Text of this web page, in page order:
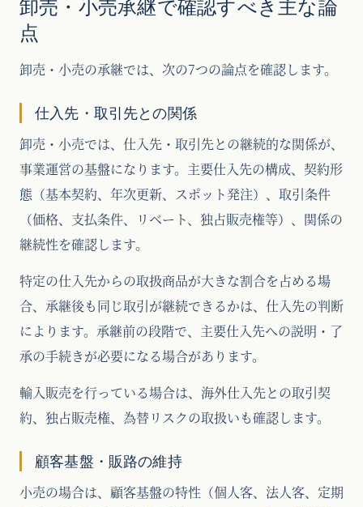
卸売・小売承継で確認すべき主な論
点
卸売・小売の承継では、次の7つの論点を確認します。
仕入先・取引先との関係
卸売・小売では、仕入先・取引先との継続的な関係が、
事業運営の基盤になります。主要仕入先の構成、契約形
態（基本契約、年次更新、スポット発注）、取引条件
（価格、支払条件、リベート、独占販売権等）、関係の
継続性を確認します。
特定の仕入先からの取扱商品が大きな割合を占める場
合、承継後も同じ取引が継続できるかは、仕入先の判断
によります。承継前の段階で、主要仕入先への説明・了
承の手続きが必要になる場合があります。
輸入販売を行っている場合は、海外仕入先との取引契
約、独占販売権、為替リスクの取扱いも確認します。
顧客基盤・販路の維持
小売の場合は、顧客基盤の特性（個人客、法人客、定期